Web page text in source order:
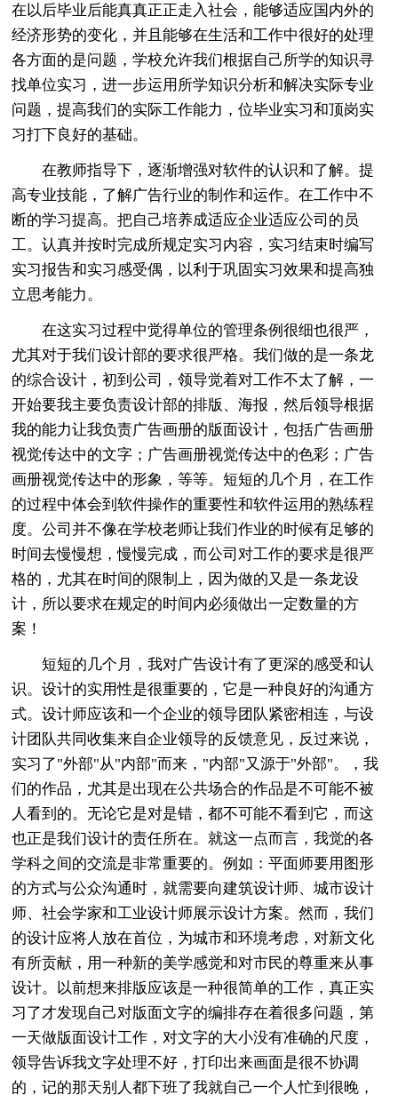
在以后毕业后能真真正正走入社会，能够适应国内外的
经济形势的变化，并且能够在生活和工作中很好的处理
各方面的是问题，学校允许我们根据自己所学的知识寻
找单位实习，进一步运用所学知识分析和解决实际专业
问题，提高我们的实际工作能力，位毕业实习和顶岗实
习打下良好的基础。
在教师指导下，逐渐增强对软件的认识和了解。提
高专业技能，了解广告行业的制作和运作。在工作中不
断的学习提高。把自己培养成适应企业适应公司的员
工。认真并按时完成所规定实习内容，实习结束时编写
实习报告和实习感受偶，以利于巩固实习效果和提高独
立思考能力。
在这实习过程中觉得单位的管理条例很细也很严，
尤其对于我们设计部的要求很严格。我们做的是一条龙
的综合设计，初到公司，领导觉着对工作不太了解，一
开始要我主要负责设计部的排版、海报，然后领导根据
我的能力让我负责广告画册的版面设计，包括广告画册
视觉传达中的文字；广告画册视觉传达中的色彩；广告
画册视觉传达中的形象，等等。短短的几个月，在工作
的过程中体会到软件操作的重要性和软件运用的熟练程
度。公司并不像在学校老师让我们作业的时候有足够的
时间去慢慢想，慢慢完成，而公司对工作的要求是很严
格的，尤其在时间的限制上，因为做的又是一条龙设
计，所以要求在规定的时间内必须做出一定数量的方
案！
短短的几个月，我对广告设计有了更深的感受和认
识。设计的实用性是很重要的，它是一种良好的沟通方
式。设计师应该和一个企业的领导团队紧密相连，与设
计团队共同收集来自企业领导的反馈意见，反过来说，
实习了"外部"从"内部"而来，"内部"又源于"外部"。，我
们的作品，尤其是出现在公共场合的作品是不可能不被
人看到的。无论它是对是错，都不可能不看到它，而这
也正是我们设计的责任所在。就这一点而言，我觉的各
学科之间的交流是非常重要的。例如：平面师要用图形
的方式与公众沟通时，就需要向建筑设计师、城市设计
师、社会学家和工业设计师展示设计方案。然而，我们
的设计应将人放在首位，为城市和环境考虑，对新文化
有所贡献，用一种新的美学感觉和对市民的尊重来从事
设计。以前想来排版应该是一种很简单的工作，真正实
习了才发现自己对版面文字的编排存在着很多问题，第
一天做版面设计工作，对文字的大小没有准确的尺度，
领导告诉我文字处理不好，打印出来画面是很不协调
的，记的那天别人都下班了我就自己一个人忙到很晚，